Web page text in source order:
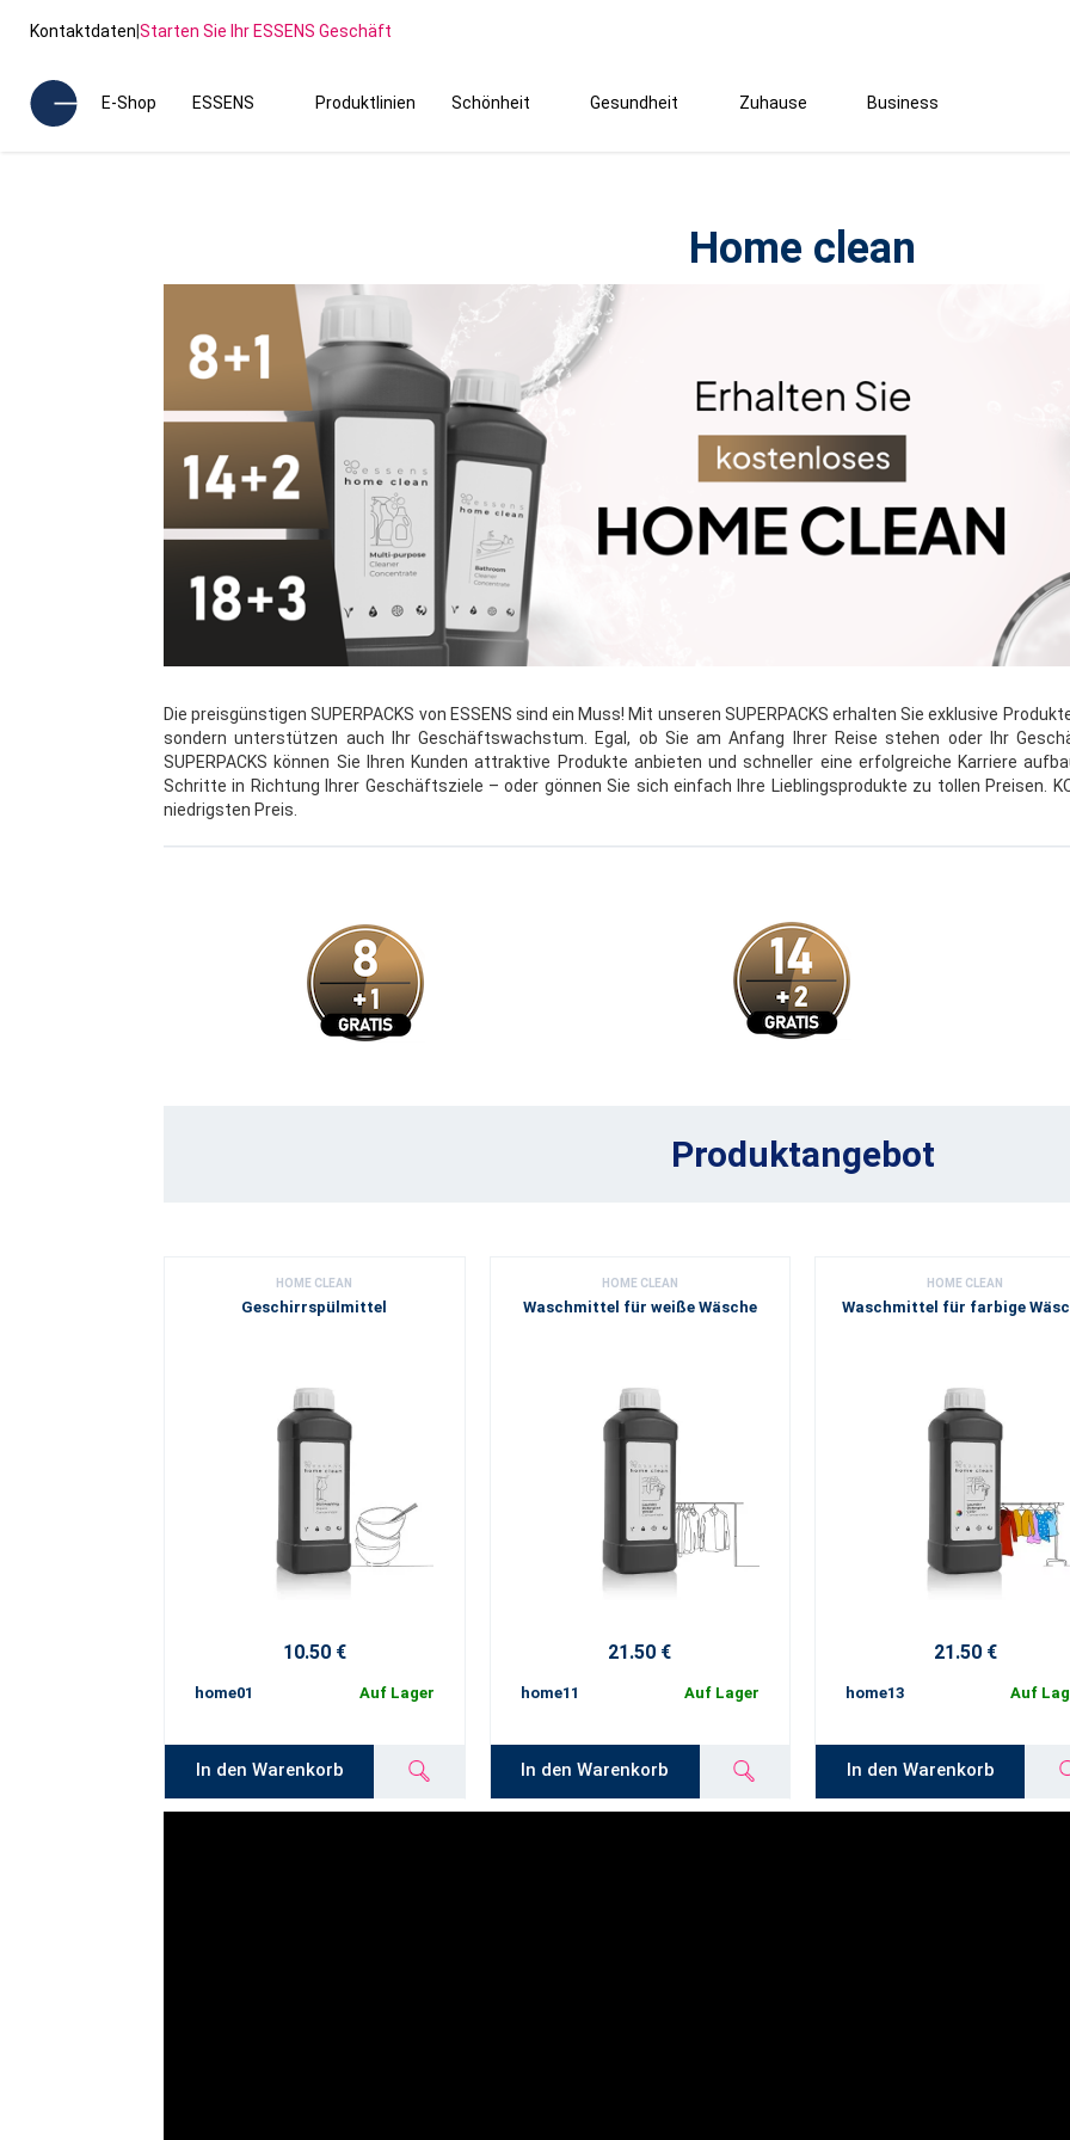
Kontaktdaten|Starten Sie Ihr ESSENS Geschäft
E-Shop ESSENS Produktlinien Schönheit Gesundheit Zuhause Business
Home clean
Die preisgünstigen SUPERPACKS von ESSENS sind ein Muss! Mit unseren SUPERPACKS erhalten Sie exklusive
sondern unterstützen auch Ihr Geschäftswachstum. Egal, ob Sie am Anfang Ihrer Reise stehen oder Ihr
SUPERPACKS können Sie Ihren Kunden attraktive Produkte anbieten und schneller eine erfolgreiche Karriere
Schritte in Richtung Ihrer Geschäftsziele – oder gönnen Sie sich einfach Ihre Lieblingsprodukte zu tollen Preisen.
niedrigsten Preis.
Produktangebot
HOME CLEAN
Geschirrspülmittel
10.50 €
home01 Auf Lager
In den Warenkorb
HOME CLEAN
Waschmittel für weiße Wäsche
21.50 €
home11 Auf Lager
In den Warenkorb
HOME CLEAN
Waschmittel für farbige
21.50 €
home13 Auf
In den Warenkorb